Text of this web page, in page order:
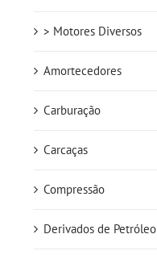
> Motores Diversos
Amortecedores
Carburação
Carcaças
Compressão
Derivados de Petróleo